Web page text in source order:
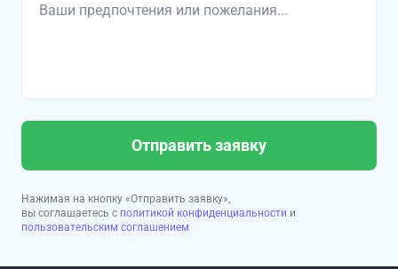
Отправить заявку
Нажимая на кнопку «Отправить заявку»,
вы соглашаетесь с политикой конфиденциальности и
пользовательским соглашением